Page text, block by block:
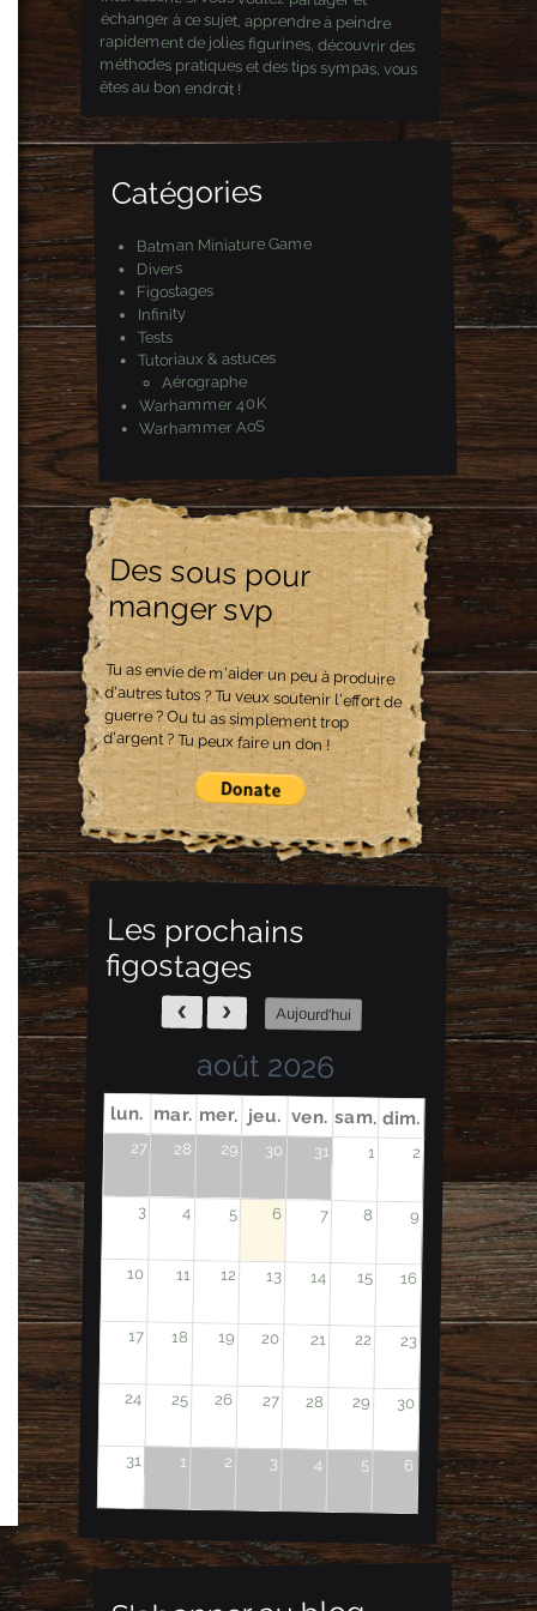
êtes au bon endroit !
Catégories
Batman Miniature Game
Divers
Figostages
Infinity
Tests
Tutoriaux & astuces
Aérographe
Warhammer 40K
Warhammer AoS
Des sous pour
manger svp
Tu as envie de m'aider un peu à produire
d'autres tutos ? Tu veux soutenir l'effort de
guerre ? Ou tu as simplement trop
d'argent ? Tu peux faire un don !
Les prochains
figostages
Aujourd'hui
août 2026
lun. mar. mer. jeu. ven. sam. dim.
27 28 29 30 31 1 2
3 4 5 6 7 8 9
10 11 12 13 14 15 16
17 18 19 20 21 22 23
24 25 26 27 28 29 30
31 1 2 3 4 5 6